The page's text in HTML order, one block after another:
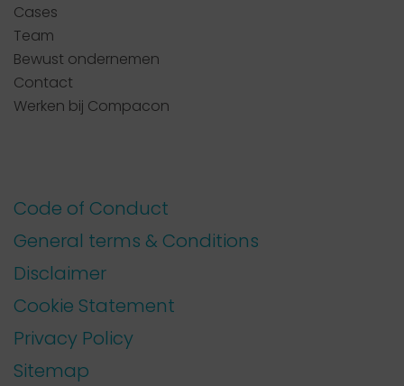
Cases
Team
Bewust ondernemen
Contact
Werken bij Compacon
Code of Conduct
General terms & Conditions
Disclaimer
Cookie Statement
Privacy Policy
Sitemap